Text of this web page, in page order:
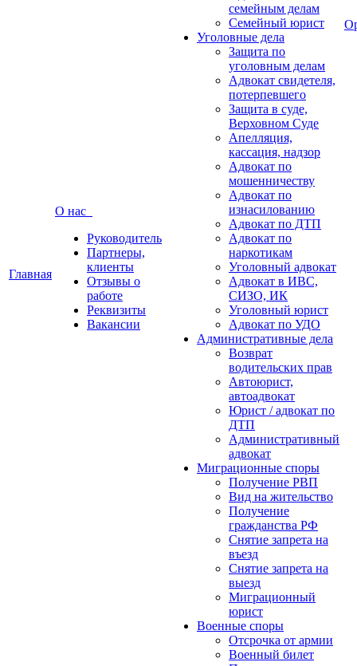
Главная
О нас
Руководитель
Партнеры,
клиенты
Отзывы о
работе
Реквизиты
Вакансии
семейным делам
Семейный юрист
Уголовные дела
Защита по
уголовным делам
Адвокат свидетеля,
потерпевшего
Защита в суде,
Верховном Суде
Апелляция,
кассация, надзор
Адвокат по
мошенничеству
Адвокат по
изнасилованию
Адвокат по ДТП
Адвокат по
наркотикам
Уголовный адвокат
Адвокат в ИВС,
СИЗО, ИК
Уголовный юрист
Адвокат по УДО
Административные дела
Возврат
водительских прав
Автоюрист,
автоадвокат
Юрист / адвокат по
ДТП
Административный
адвокат
Миграционные споры
Получение РВП
Вид на жительство
Получение
гражданства РФ
Снятие запрета на
въезд
Снятие запрета на
выезд
Миграционный
юрист
Военные споры
Отсрочка от армии
Военный билет